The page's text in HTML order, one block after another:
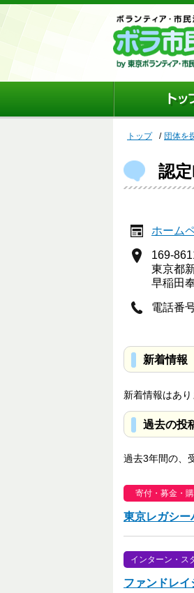
トップ 団体を
認
ホーム
169-
東京都
早稲田
電話番
新着情報
新着情報はあり
過去の投
過去3年間の、
寄付・募金・
東京レガシー
インターン・ス
ファンドレ